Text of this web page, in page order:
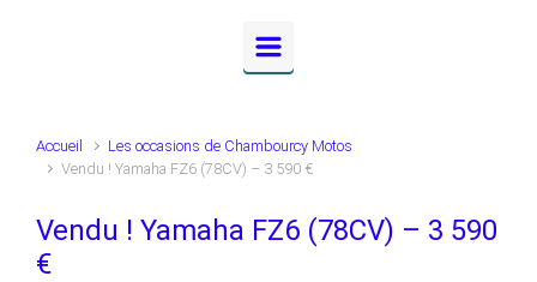
Accueil
Les occasions de Chambourcy Motos
Vendu ! Yamaha FZ6 (78CV) – 3 590 €
Vendu ! Yamaha FZ6 (78CV) – 3 590
€